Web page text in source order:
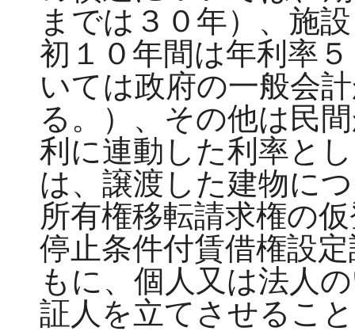
までは３０年）、施
初１０年間は年利率
いては政府の一般会
る。）、その他は民
利に連動した利率と
は、譲渡した建物に
所有権移転請求権の
停止条件付賃借権設
もに、個人又は法人
証人を立てさせるこ